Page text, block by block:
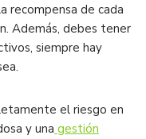
recompensa de cada
Además, debes tener
siempre hay
el riesgo en
y una gestión